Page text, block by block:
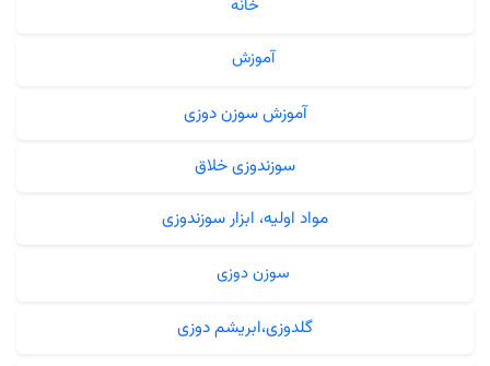
خانه
آموزش
آموزش سوزن دوزی
سوزندوزی خلاق
مواد اولیه، ابزار سوزندوزی
سوزن دوزی
گلدوزی،ابریشم دوزی